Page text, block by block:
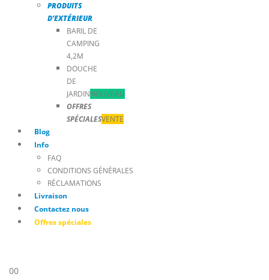
PRODUITS
D’EXTÉRIEUR
BARIL DE
CAMPING
4,2M
DOUCHE
DE
JARDINNOUVEAU
OFFRES
SPÉCIALESVENTE
Blog
Info
FAQ
CONDITIONS GÉNÉRALES
RÉCLAMATIONS
Livraison
Contactez nous
Offres spéciales
00